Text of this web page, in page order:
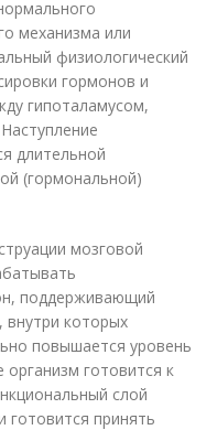
механизма или
физиологический
гормонов и
гипоталамусом,
длительной
(гормональной)
мозговой
поддерживающий
внутри которых
повышается уровень
готовится к
слой
готовится принять